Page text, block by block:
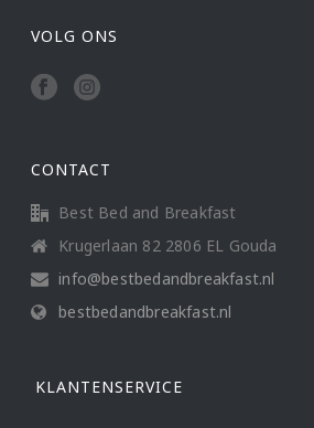
VOLG ONS
CONTACT
Best Bed and Breakfast
Krugerlaan 82 2806 EL Gouda
info@bestbedandbreakfast.nl
bestbedandbreakfast.nl
KLANTENSERVICE